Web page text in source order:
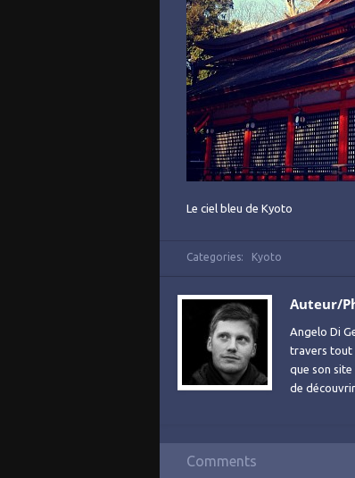
Le ciel bleu de Kyoto
Categories: Kyoto
Auteur/
Angelo Di
travers tout
que son site
de
Comments